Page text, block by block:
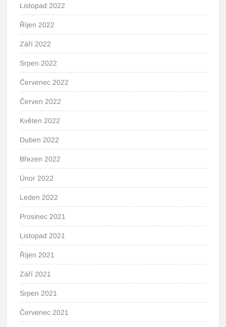
Listopad 2022
Říjen 2022
Září 2022
Srpen 2022
Červenec 2022
Červen 2022
Květen 2022
Duben 2022
Březen 2022
Únor 2022
Leden 2022
Prosinec 2021
Listopad 2021
Říjen 2021
Září 2021
Srpen 2021
Červenec 2021